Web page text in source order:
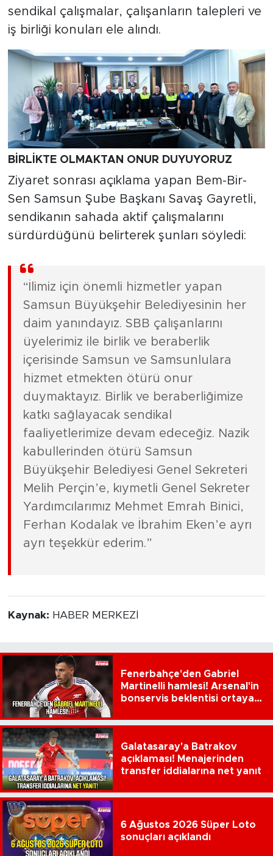
sendikal çalışmalar, çalışanların talepleri ve
iş birliği konuları ele alındı.
BİRLİKTE OLMAKTAN ONUR DUYUYORUZ
Ziyaret sonrası açıklama yapan Bem-Bir-
Sen Samsun Şube Başkanı Savaş Gayretli,
sendikanın sahada aktif çalışmalarını
sürdürdüğünü belirterek şunları söyledi:
“İlimiz için önemli hizmetler yapan
Samsun Büyükşehir Belediyesinin her
daim yanındayız. SBB çalışanlarını
üyelerimiz ile birlik ve beraberlik
içerisinde Samsun ve Samsunlulara
hizmet etmekten ötürü onur
duymaktayız. Birlik ve beraberliğimize
katkı sağlayacak sendikal
faaliyetlerimize devam edeceğiz. Nazik
kabullerinden ötürü Samsun
Büyükşehir Belediyesi Genel Sekreteri
Melih Perçin’e, kıymetli Genel Sekreter
Yardımcılarımız Mehmet Emrah Binici,
Ferhan Kodalak ve İbrahim Eken’e ayrı
ayrı teşekkür ederim.”
Kaynak: HABER MERKEZİ
Fenerbahçe'den Gabriel
Martinelli hamlesi! Arsenal'in
bonservis beklentisi ortaya
Galatasaray'a Batrakov
açıklaması! Menajerinden
transfer iddialarına net yanıt
6 Ağustos 2026 Süper Loto
sonuçları açıklandı